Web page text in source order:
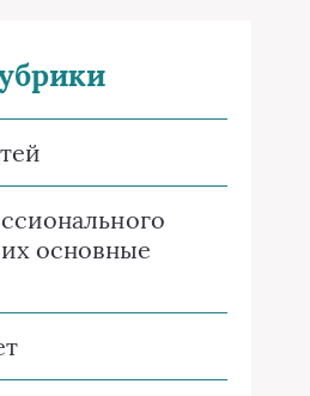
основные